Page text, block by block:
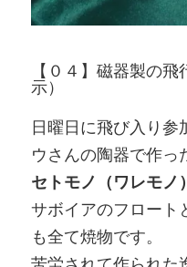
【０４】磁器製の
示）
日曜日に飛び入り参
ウさんの陶器で作っ
セトモノ（ワレモノ）
サボイアのフロート
も全て焼物です。